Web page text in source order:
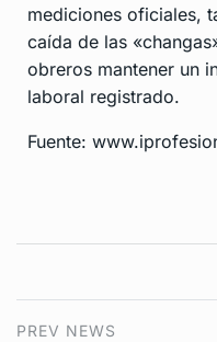
mediciones oficiales,
caída de las
obreros mantener un
laboral registrado.
Fuente:
PREV NEWS